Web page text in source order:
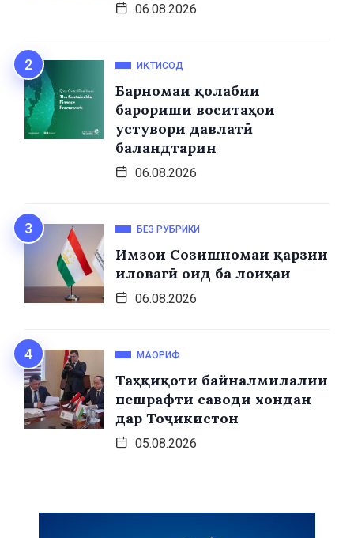
06.08.2026
ИҚТИСОД
Барномаи қолабии
барориши воситаҳои
устувори давлатӣ
баландтарин
06.08.2026
БЕЗ РУБРИКИ
Имзои Созишномаи қарзии
иловагӣ оид ба лоиҳаи
06.08.2026
МАОРИФ
Таҳқиқоти байналмилалии
пешрафти саводи хондан
дар Тоҷикистон
05.08.2026